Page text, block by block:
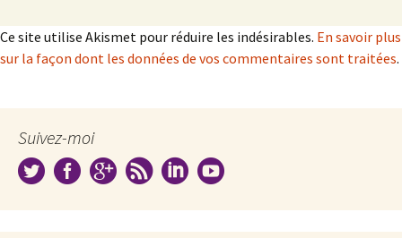
Ce site utilise Akismet pour réduire les indésirables. En savoir plus
sur la façon dont les données de vos commentaires sont traitées.
Suivez-moi